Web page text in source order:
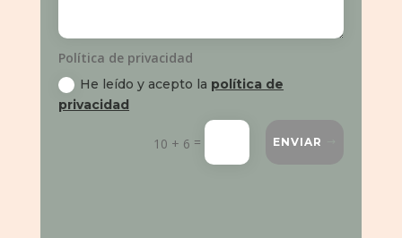
Política de privacidad
He leído y acepto la política de
privacidad
10 + 6 = ENVIAR